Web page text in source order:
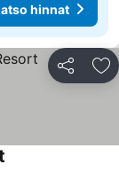
hinnat
Jaa